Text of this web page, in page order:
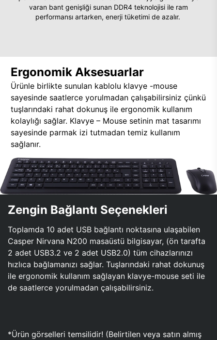
varan bant genişliği sunan DDR4 teknolojisi ile ram
performansı artarken, enerji tüketimi de azalır.
Ergonomik Aksesuarlar
Ürünle birlikte sunulan kablolu klavye -mouse
sayesinde saatlerce yorulmadan çalışabilirsiniz çünkü
tuşlarındaki rahat dokunuş ile ergonomik kullanım
kolaylığı sağlar. Klavye – Mouse setinin mat tasarımı
sayesinde parmak izi tutmadan temiz kullanım
sağlanır.
Zengin Bağlantı Seçenekleri
Toplamda 10 adet USB bağlantı noktasına ulaşabilen
Casper Nirvana N200 masaüstü bilgisayar, (ön tarafta
2 adet USB3.2 ve 2 adet USB2.0) tüm cihazlarınızı
hızlıca bağlamanızı sağlar. Tuşlarındaki rahat dokunuş
ile ergonomik kullanım sağlayan klavye-mouse seti ile
de saatlerce yorulmadan çalışabilirsiniz.
*Ürün görselleri temsilidir! (Belirtilen veya satın almış